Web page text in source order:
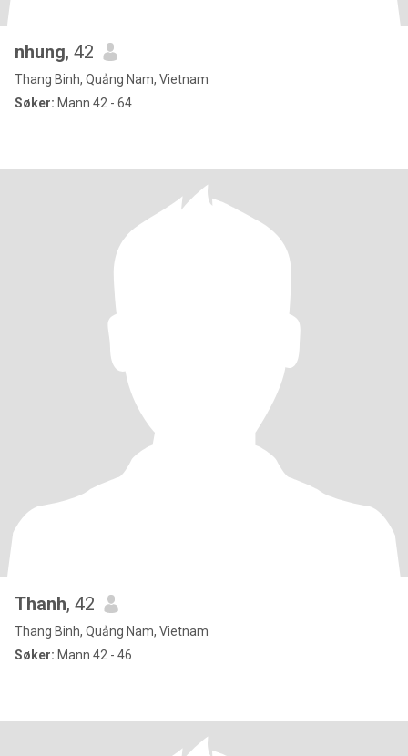
nhung, 42
Thang Binh, Quảng Nam, Vietnam
Søker: Mann 42 - 64
Thanh, 42
Thang Binh, Quảng Nam, Vietnam
Søker: Mann 42 - 46